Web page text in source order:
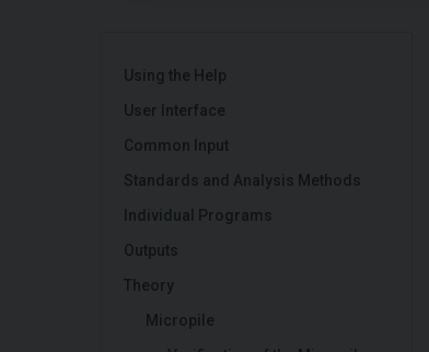
Using the Help
User Interface
Common Input
Standards and Analysis Methods
Individual Programs
Outputs
Theory
Micropile